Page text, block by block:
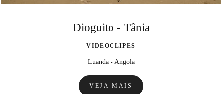
Dioguito - Tânia
VIDEOCLIPES
Luanda - Angola
VEJA MAIS